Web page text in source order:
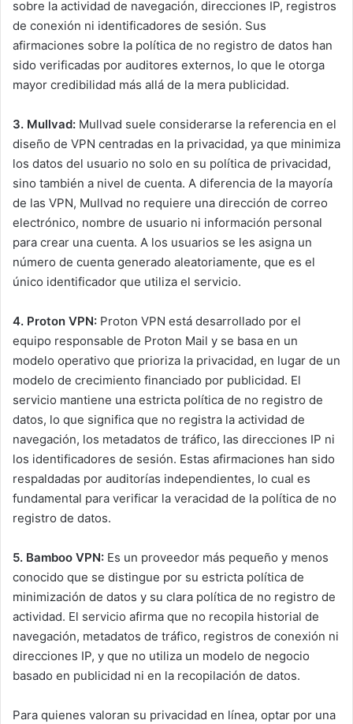
sobre la actividad de navegación, direcciones IP, registros
de conexión ni identificadores de sesión. Sus
afirmaciones sobre la política de no registro de datos han
sido verificadas por auditores externos, lo que le otorga
mayor credibilidad más allá de la mera publicidad.
3. Mullvad: Mullvad suele considerarse la referencia en el
diseño de VPN centradas en la privacidad, ya que minimiza
los datos del usuario no solo en su política de privacidad,
sino también a nivel de cuenta. A diferencia de la mayoría
de las VPN, Mullvad no requiere una dirección de correo
electrónico, nombre de usuario ni información personal
para crear una cuenta. A los usuarios se les asigna un
número de cuenta generado aleatoriamente, que es el
único identificador que utiliza el servicio.
4. Proton VPN: Proton VPN está desarrollado por el
equipo responsable de Proton Mail y se basa en un
modelo operativo que prioriza la privacidad, en lugar de un
modelo de crecimiento financiado por publicidad. El
servicio mantiene una estricta política de no registro de
datos, lo que significa que no registra la actividad de
navegación, los metadatos de tráfico, las direcciones IP ni
los identificadores de sesión. Estas afirmaciones han sido
respaldadas por auditorías independientes, lo cual es
fundamental para verificar la veracidad de la política de no
registro de datos.
5. Bamboo VPN: Es un proveedor más pequeño y menos
conocido que se distingue por su estricta política de
minimización de datos y su clara política de no registro de
actividad. El servicio afirma que no recopila historial de
navegación, metadatos de tráfico, registros de conexión ni
direcciones IP, y que no utiliza un modelo de negocio
basado en publicidad ni en la recopilación de datos.
Para quienes valoran su privacidad en línea, optar por una